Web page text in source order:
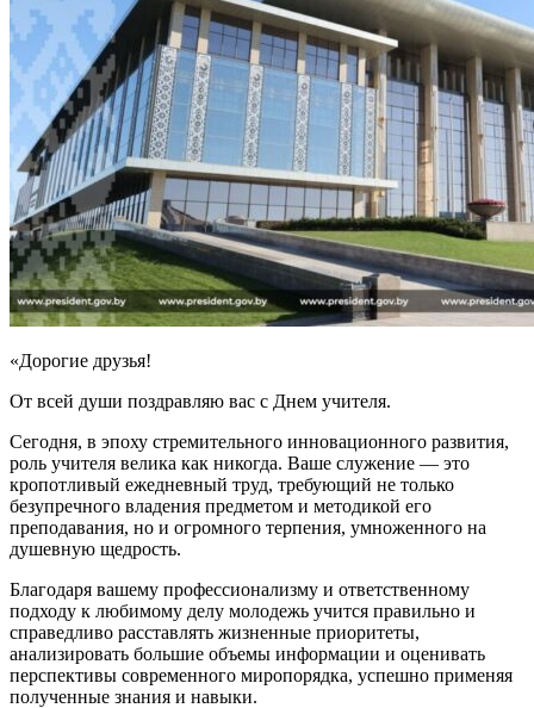
«Дорогие друзья!
От всей души поздравляю вас с Днем учителя.
Сегодня, в эпоху стремительного инновационного развития,
роль учителя велика как никогда. Ваше служение — это
кропотливый ежедневный труд, требующий не только
безупречного владения предметом и методикой его
преподавания, но и огромного терпения, умноженного на
душевную щедрость.
Благодаря вашему профессионализму и ответственному
подходу к любимому делу молодежь учится правильно и
справедливо расставлять жизненные приоритеты,
анализировать большие объемы информации и оценивать
перспективы современного миропорядка, успешно применяя
полученные знания и навыки.